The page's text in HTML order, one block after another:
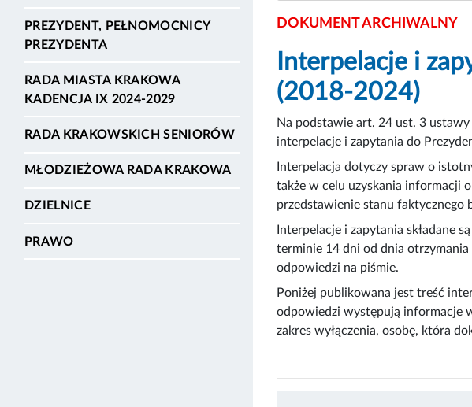
PREZYDENT, PEŁNOMOCNICY
PREZYDENTA
RADA MIASTA KRAKOWA
KADENCJA IX 2024-2029
RADA KRAKOWSKICH SENIORÓW
MŁODZIEŻOWA RADA KRAKOWA
DZIELNICE
PRAWO
DOKUMENT ARCHIWALNY
Interpelacje i
(2018-2024)
Na podstawie art. 24 ust. 3
interpelacje i zapytania do
Interpelacja dotyczy spraw o
także w celu uzyskania informacji
przedstawienie stanu faktycznego
Interpelacje i zapytania składane
terminie 14 dni od dnia
odpowiedzi na piśmie.
Poniżej publikowana jest treść
odpowiedzi występują informacje
zakres wyłączenia, osobę, która